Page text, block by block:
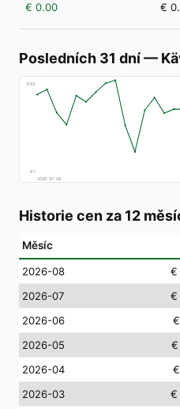
€ 0.00 €
Posledních 31 dní—
€83
€7
2026-07-09
Historie cen za 12
Měsíc
2026-08 €
2026-07
€
2026-06
2026-05
€
2026-04
2026-03
€